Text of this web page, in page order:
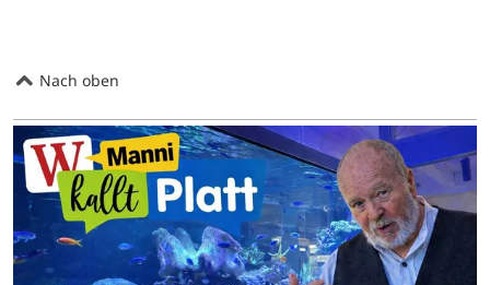
Nach oben